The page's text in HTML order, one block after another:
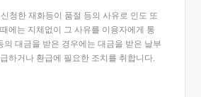
청한 재화등이 품절 등의 사유로 인도 또
에는 지체없이 그 사유를 이용자에게 통
의 대금을 받은 경우에는 대금을 받은 날부
하거나 환급에 필요한 조치를 취합니다.